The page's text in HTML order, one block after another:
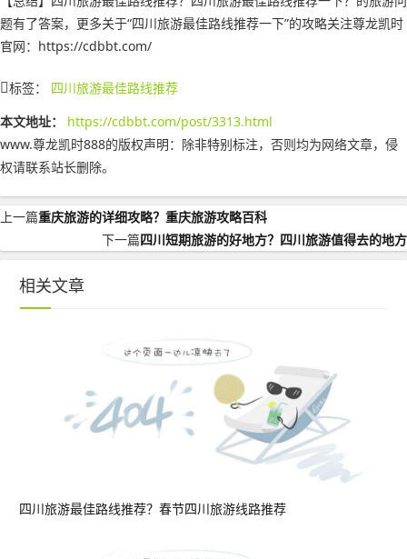
题有了答案，更多关于“四川旅游最佳路线推荐一下”的攻略关注尊龙凯时
官网：https://cdbbt.com/
标签： 四川旅游最佳路线推荐
本文地址：
https://cdbbt.com/post/3313.html
www.尊龙凯时888的版权声明： 除非特别标注，否则均为网络文章，侵
权请联系站长删除。
上一篇重庆旅游的详细攻略？重庆旅游攻略百科
下一篇四川短期旅游的好地方？四川旅游值得去的地方
相关文章
四川旅游最佳路线推荐？春节四川旅游线路推荐